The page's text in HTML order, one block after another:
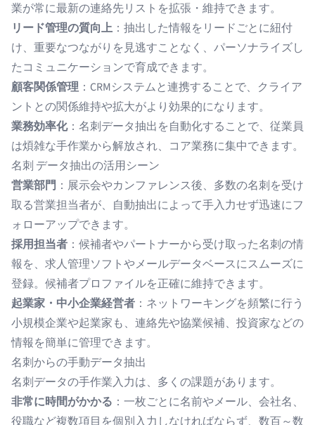
業が常に最新の連絡先リストを拡張・維持できます。
リード管理の質向上 ：抽出した情報をリードごとに紐付
け、重要なつながりを見逃すことなく、パーソナライズし
たコミュニケーションで育成できます。
顧客関係管理 ：CRMシステムと連携することで、クライア
ントとの関係維持や拡大がより効果的になります。
業務効率化：名刺データ抽出を自動化することで、従業員
は煩雑な手作業から解放され、コア業務に集中できます。
名刺 データ抽出の活用シーン
営業部門 ：展示会やカンファレンス後、多数の名刺を受け
取る営業担当者が、自動抽出によって手入力せず迅速にフ
ォローアップできます。
採用担当者 ：候補者やパートナーから受け取った名刺の情
報を、求人管理ソフトやメールデータベースにスムーズに
登録。候補者プロファイルを正確に維持できます。
起業家・中小企業経営者 ：ネットワーキングを頻繁に行う
小規模企業や起業家も、連絡先や協業候補、投資家などの
情報を簡単に管理できます。
名刺からの手動データ抽出
名刺データの手作業入力は、多くの課題があります。
非常に時間がかかる ：一枚ごとに名前やメール、会社名、
役職など複数項目を個別入力しなければならず、数百～数